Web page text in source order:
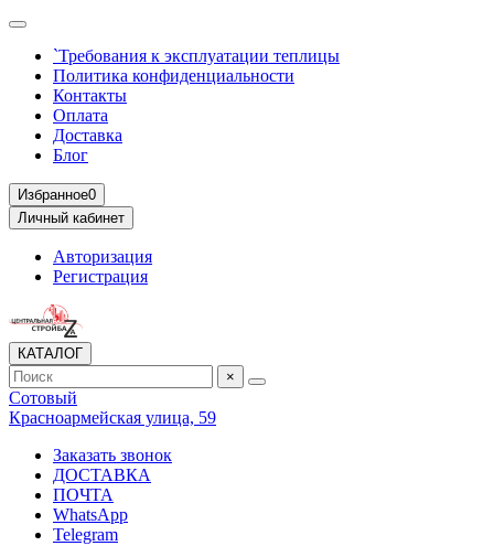
`Требования к эксплуатации теплицы
Политика конфиденциальности
Контакты
Оплата
Доставка
Блог
Избранное0
Личный кабинет
Авторизация
Регистрация
КАТАЛОГ
×
Сотовый
Красноармейская улица, 59
Заказать звонок
ДОСТАВКА
ПОЧТА
WhatsApp
Telegram